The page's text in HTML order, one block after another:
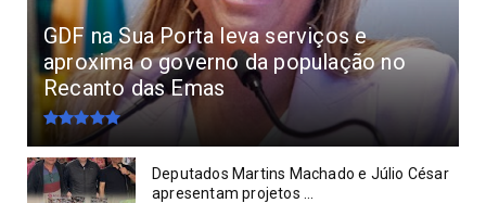
GDF na Sua Porta leva serviços e
aproxima o governo da população no
Recanto das Emas
Deputados Martins Machado e Júlio César
apresentam projetos ...